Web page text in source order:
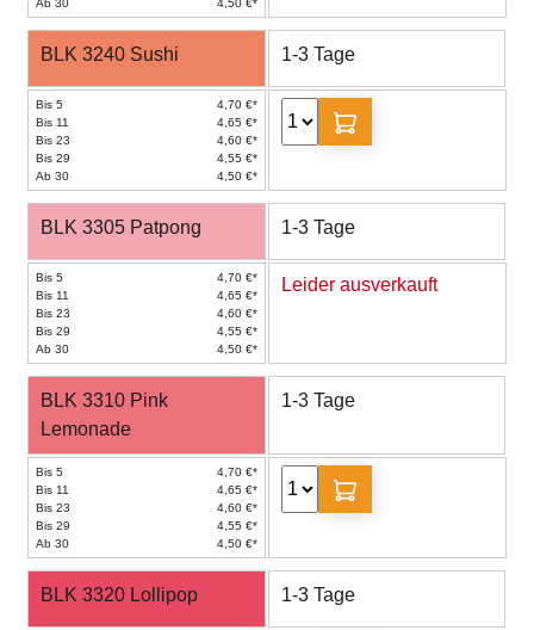
BLK 3240 Sushi 1-3 Tage
Bis 5
4,70 €*
Bis 11
4,65 €*
Bis 23
4,60 €*
Bis 29
4,55 €*
Ab 30
4,50 €*
BLK 3305 Patpong 1-3 Tage
Bis 5
4,70 €*
Bis 11
4,65 €*
Bis 23
4,60 €*
Bis 29
4,55 €*
Ab 30
4,50 €*
Leider ausverkauft
BLK 3310 Pink
Lemonade
1-3 Tage
Bis 5
4,70 €*
Bis 11
4,65 €*
Bis 23
4,60 €*
Bis 29
4,55 €*
Ab 30
4,50 €*
BLK 3320 Lollipop 1-3 Tage